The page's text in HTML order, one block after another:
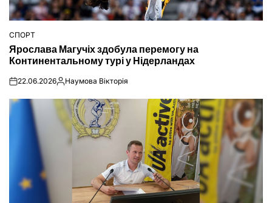
ОПУБЛІКУВАТИ
У
СПОРТ
Ярослава Магучіх здобула перемогу на
Континентальному турі у Нідерландах
on22.06.2026Опубліковано
Наумова Вікторія